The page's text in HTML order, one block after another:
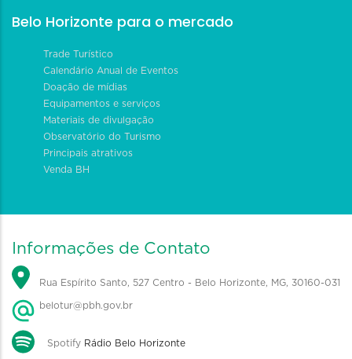
Belo Horizonte para o mercado
Trade Turístico
Calendário Anual de Eventos
Doação de mídias
Equipamentos e serviços
Materiais de divulgação
Observatório do Turismo
Principais atrativos
Venda BH
Informações de Contato
Rua Espírito Santo, 527 Centro - Belo Horizonte, MG, 30160-031
belotur@pbh.gov.br
Spotify Rádio Belo Horizonte